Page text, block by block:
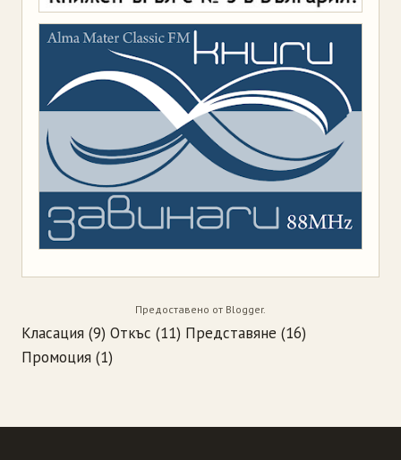
Предоставено от Blogger.
Класация (9) Откъс (11) Представяне (16)
Промоция (1)